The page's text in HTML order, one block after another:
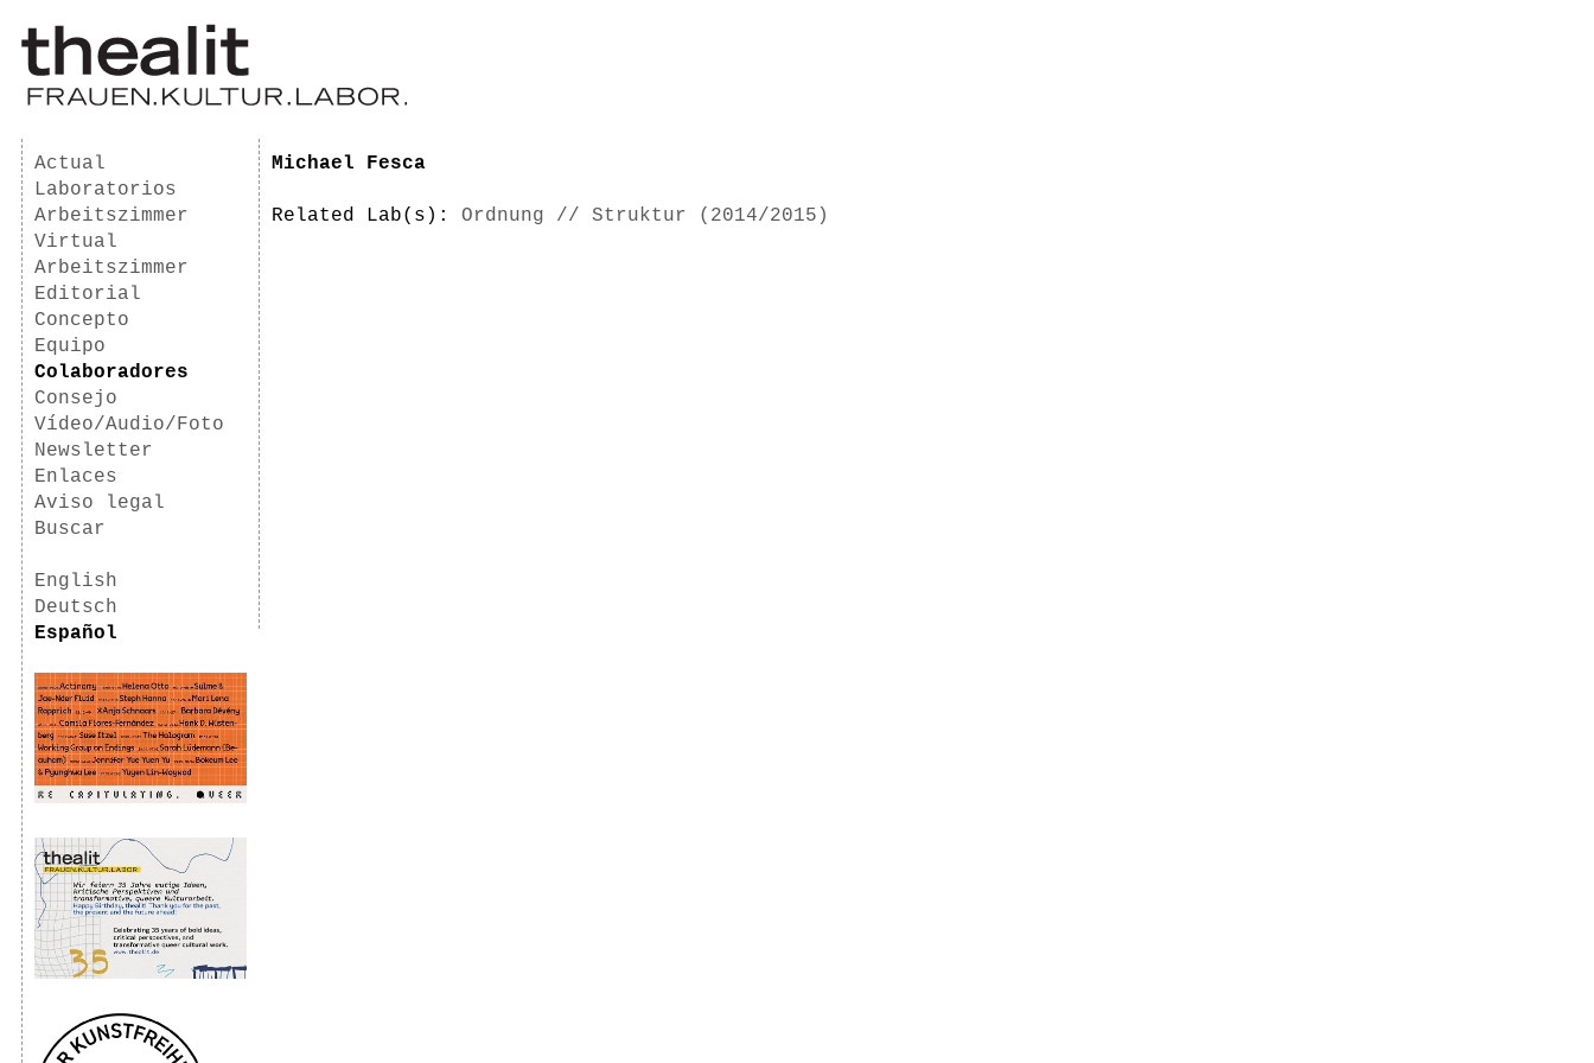
Actual
Laboratorios
Arbeitszimmer
Virtual
Arbeitszimmer
Editorial
Concepto
Equipo
Colaboradores
Consejo
Vídeo/Audio/Foto
Newsletter
Enlaces
Aviso legal
Buscar
English
Deutsch
Español
Michael Fesca
Related Lab(s): Ordnung // Struktur (2014/2015)